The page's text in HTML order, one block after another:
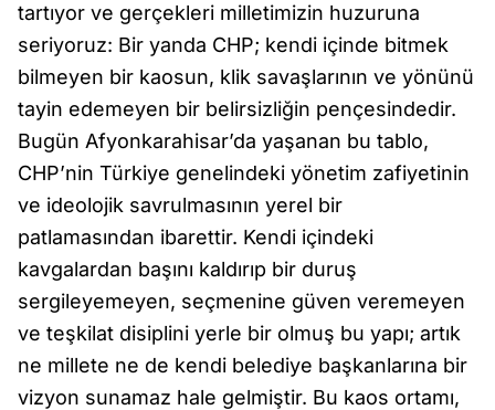
tartıyor ve gerçekleri milletimizin huzuruna
seriyoruz: Bir yanda CHP; kendi içinde bitmek
bilmeyen bir kaosun, klik savaşlarının ve yönünü
tayin edemeyen bir belirsizliğin pençesindedir.
Bugün Afyonkarahisar’da yaşanan bu tablo,
CHP’nin Türkiye genelindeki yönetim zafiyetinin
ve ideolojik savrulmasının yerel bir
patlamasından ibarettir. Kendi içindeki
kavgalardan başını kaldırıp bir duruş
sergileyemeyen, seçmenine güven veremeyen
ve teşkilat disiplini yerle bir olmuş bu yapı; artık
ne millete ne de kendi belediye başkanlarına bir
vizyon sunamaz hale gelmiştir. Bu kaos ortamı,